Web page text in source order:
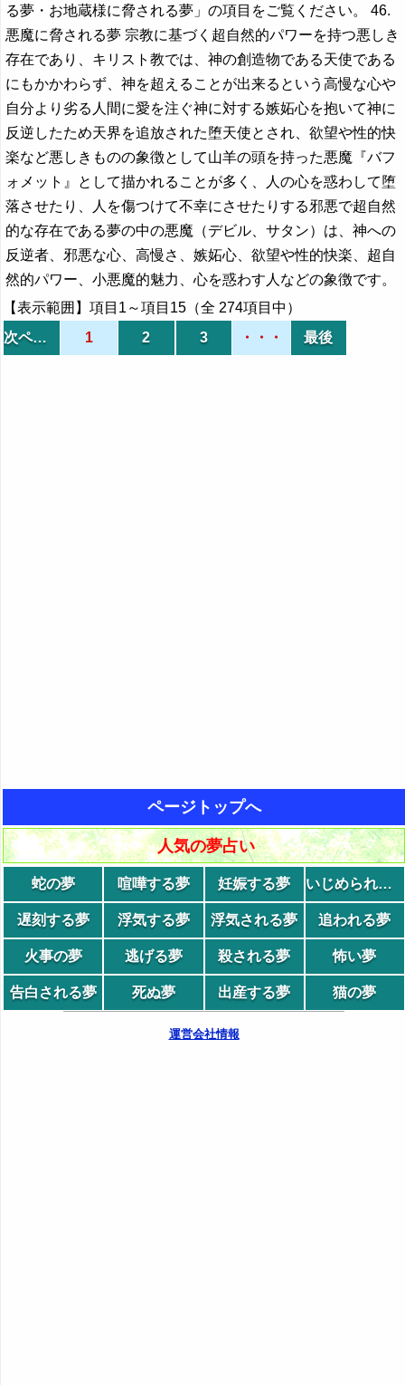
る夢・お地蔵様に脅される夢」の項目をご覧ください。 46.
悪魔に脅される夢 宗教に基づく超自然的パワーを持つ悪しき
存在であり、キリスト教では、神の創造物である天使である
にもかかわらず、神を超えることが出来るという高慢な心や
自分より劣る人間に愛を注ぐ神に対する嫉妬心を抱いて神に
反逆したため天界を追放された堕天使とされ、欲望や性的快
楽など悪しきものの象徴として山羊の頭を持った悪魔『バフ
ォメット』として描かれることが多く、人の心を惑わして堕
落させたり、人を傷つけて不幸にさせたりする邪悪で超自然
的な存在である夢の中の悪魔（デビル、サタン）は、神への
反逆者、邪悪な心、高慢さ、嫉妬心、欲望や性的快楽、超自
然的パワー、小悪魔的魅力、心を惑わす人などの象徴です。
【表示範囲】項目1～項目15（全 274項目中）
次ページ
1 2 3 ・・・ 最後
ページトップへ
人気の夢占い
蛇の夢 喧嘩する夢 妊娠する夢 いじめられる夢
遅刻する夢 浮気する夢 浮気される夢 追われる夢
火事の夢 逃げる夢 殺される夢 怖い夢
告白される夢 死ぬ夢 出産する夢 猫の夢
運営会社情報